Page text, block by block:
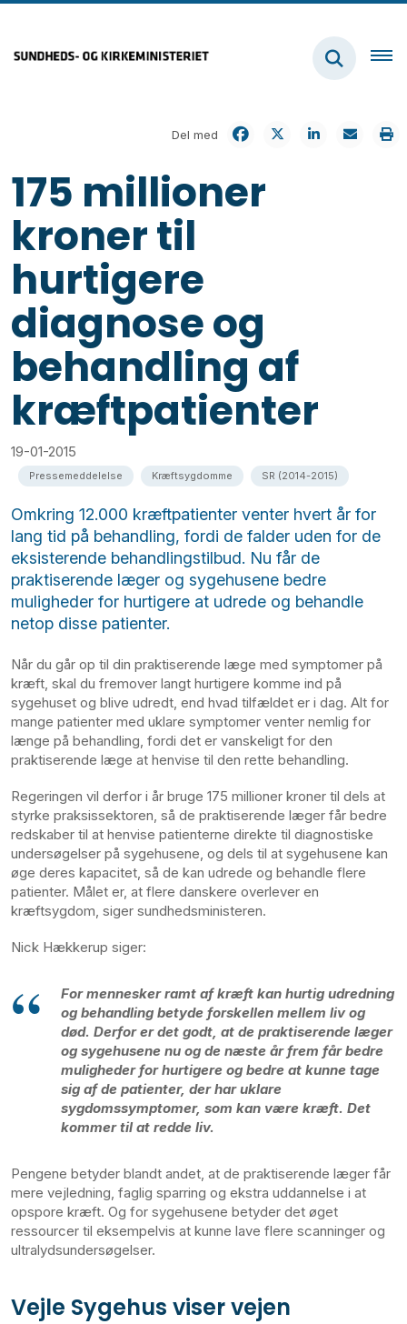
Del med
175 millioner
kroner til
hurtigere
diagnose og
behandling af
kræftpatienter
19-01-2015
Pressemeddelelse Kræftsygdomme SR (2014-2015)
Omkring 12.000 kræftpatienter venter hvert år for
lang tid på behandling, fordi de falder uden for de
eksisterende behandlingstilbud. Nu får de
praktiserende læger og sygehusene bedre
muligheder for hurtigere at udrede og behandle
netop disse patienter.
Når du går op til din praktiserende læge med symptomer på
kræft, skal du fremover langt hurtigere komme ind på
sygehuset og blive udredt, end hvad tilfældet er i dag. Alt for
mange patienter med uklare symptomer venter nemlig for
længe på behandling, fordi det er vanskeligt for den
praktiserende læge at henvise til den rette behandling.
Regeringen vil derfor i år bruge 175 millioner kroner til dels at
styrke praksissektoren, så de praktiserende læger får bedre
redskaber til at henvise patienterne direkte til diagnostiske
undersøgelser på sygehusene, og dels til at sygehusene kan
øge deres kapacitet, så de kan udrede og behandle flere
patienter. Målet er, at flere danskere overlever en
kræftsygdom, siger sundhedsministeren.
Nick Hækkerup siger:
For mennesker ramt af kræft kan hurtig udredning
og behandling betyde forskellen mellem liv og
død. Derfor er det godt, at de praktiserende læger
og sygehusene nu og de næste år frem får bedre
muligheder for hurtigere og bedre at kunne tage
sig af de patienter, der har uklare
sygdomssymptomer, som kan være kræft. Det
kommer til at redde liv.
Pengene betyder blandt andet, at de praktiserende læger får
mere vejledning, faglig sparring og ekstra uddannelse i at
opspore kræft. Og for sygehusene betyder det øget
ressourcer til eksempelvis at kunne lave flere scanninger og
ultralydsundersøgelser.
Vejle Sygehus viser vejen